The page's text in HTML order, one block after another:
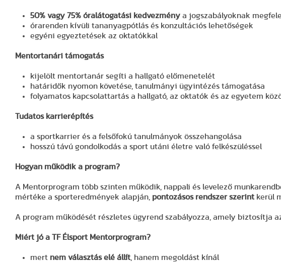
50% vagy 75% óralátogatási kedvezmény a jogszabályoknak
órarenden kívüli tananyagpótlás és konzultációs lehetőségek
egyéni egyeztetések az oktatókkal
Mentortanári támogatás
kijelölt mentortanár segíti a hallgató előmenetelét
határidők nyomon követése, tanulmányi ügyintézés támogatása
folyamatos kapcsolattartás a hallgató, az oktatók és az egyetem
Tudatos karrierépítés
a sportkarrier és a felsőfokú tanulmányok összehangolása
hosszú távú gondolkodás a sport utáni életre való felkészüléssel
Hogyan működik a program?
A Mentorprogram több szinten működik, nappali és levelező
mértéke a sporteredmények alapján, pontozásos rendszer szerint kerül
A program működését részletes ügyrend szabályozza, amely biztosítja
Miért jó a TF Élsport Mentorprogram?
mert nem választás elé állít , hanem megoldást kínál